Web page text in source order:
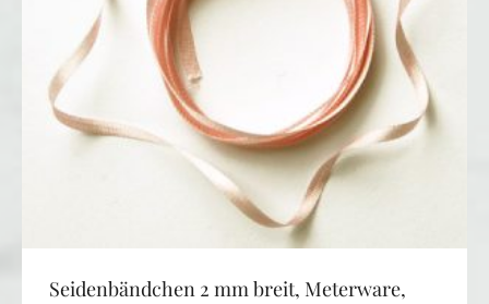
Seidenbändchen 2 mm breit, Meterware,